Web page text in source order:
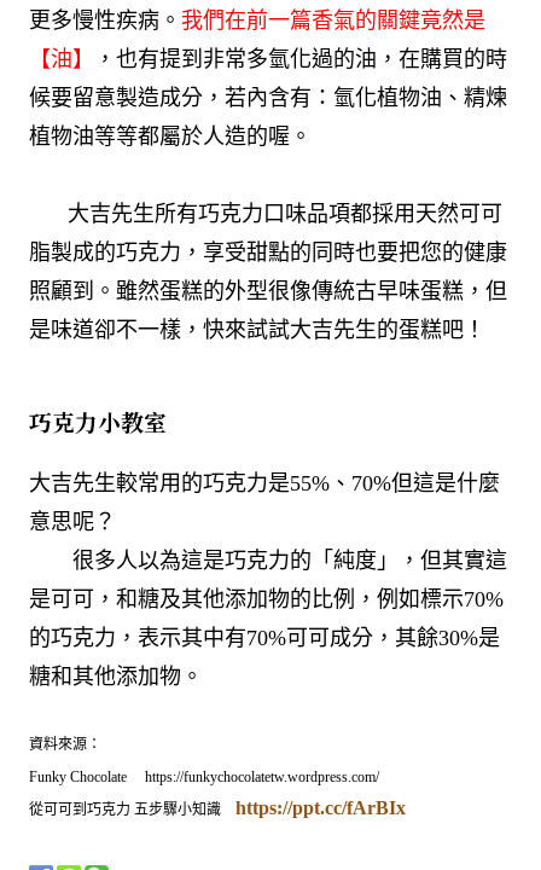
更多慢性疾病。 我們在前一篇香氣的關鍵竟然是
【油】
，也有提到非常多氫化過的油，在購買的時
候要留意製造成分，若內含有：氫化植物油、精煉
植物油等等都屬於人造的喔。
大吉先生所有巧克力口味品項都採用天然可可
脂製成的巧克力，享受甜點的同時也要把您的健康
照顧到。雖然蛋糕的外型很像傳統古早味蛋糕，但
是味道卻不一樣，快來試試大吉先生的蛋糕吧！
巧克力小教室
大吉先生較常用的巧克力是55%、70%但這是什麼
意思呢？
很多人以為這是巧克力的「純度」，但其實這
是可可，和糖及其他添加物的比例，例如標示70%
的巧克力，表示其中有70%可可成分，其餘30%是
糖和其他添加物。
資料來源：
Funky Chocolate https://funkychocolatetw.wordpress.com/
從可可到巧克力 五步驟小知識 https://ppt.cc/fArBIx